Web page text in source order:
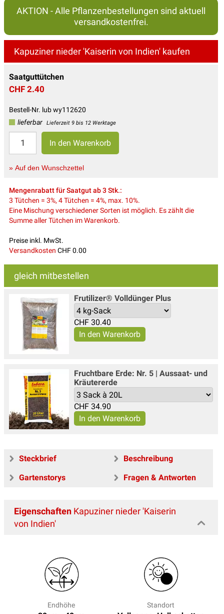
AKTION - Alle Pflanzenbestellungen sind aktuell
versandkostenfrei.
Kapuziner nieder 'Kaiserin von Indien' kaufen
Saatguttütchen
CHF 2.40
Bestell-Nr. lub wy112620
lieferbar
Lieferzeit 9 bis 12 Werktage
» Auf den Wunschzettel
Mengenrabatt für Saatgut ab 3 Stk.:
3 Tütchen = 3%, 4 Tütchen = 4%, max. 10%.
Eine Mischung verschiedener Sorten ist möglich. Es zählt die
Summe aller Tütchen im Warenkorb.
Preise inkl. MwSt.
Versandkosten CHF 0.00
gleich mitbestellen
Frutilizer® Volldünger Plus
CHF 30.40
Fruchtbare Erde: Nr. 5 | Aussaat- und
Kräutererde
CHF 34.90
Steckbrief
Beschreibung
Gartenstorys
Fragen & Antworten
Eigenschaften Kapuziner nieder 'Kaiserin
von Indien'
Endhöhe Standort